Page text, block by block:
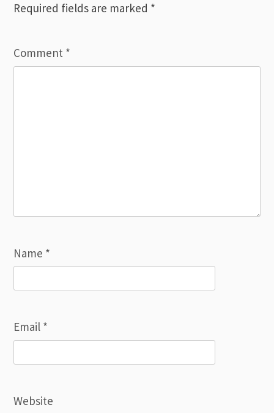
Required fields are marked *
Comment *
Name *
Email *
Website